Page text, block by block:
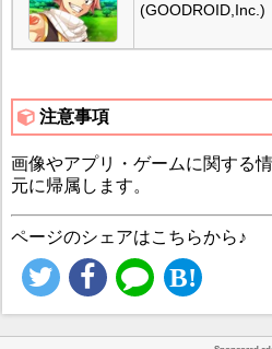
(GOODROID,Inc.)
注意事項
画像やアプリ・ゲームに関する
元に帰属します。
ページのシェアはこちらから♪